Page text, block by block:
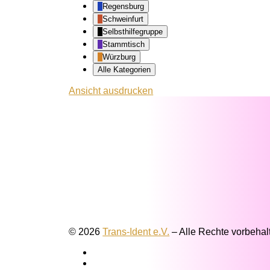
Regensburg
Schweinfurt
Selbsthilfegruppe
Stammtisch
Würzburg
Alle Kategorien
Ansichtausdrucken
© 2026 Trans-Ident e.V. –Alle Rechte